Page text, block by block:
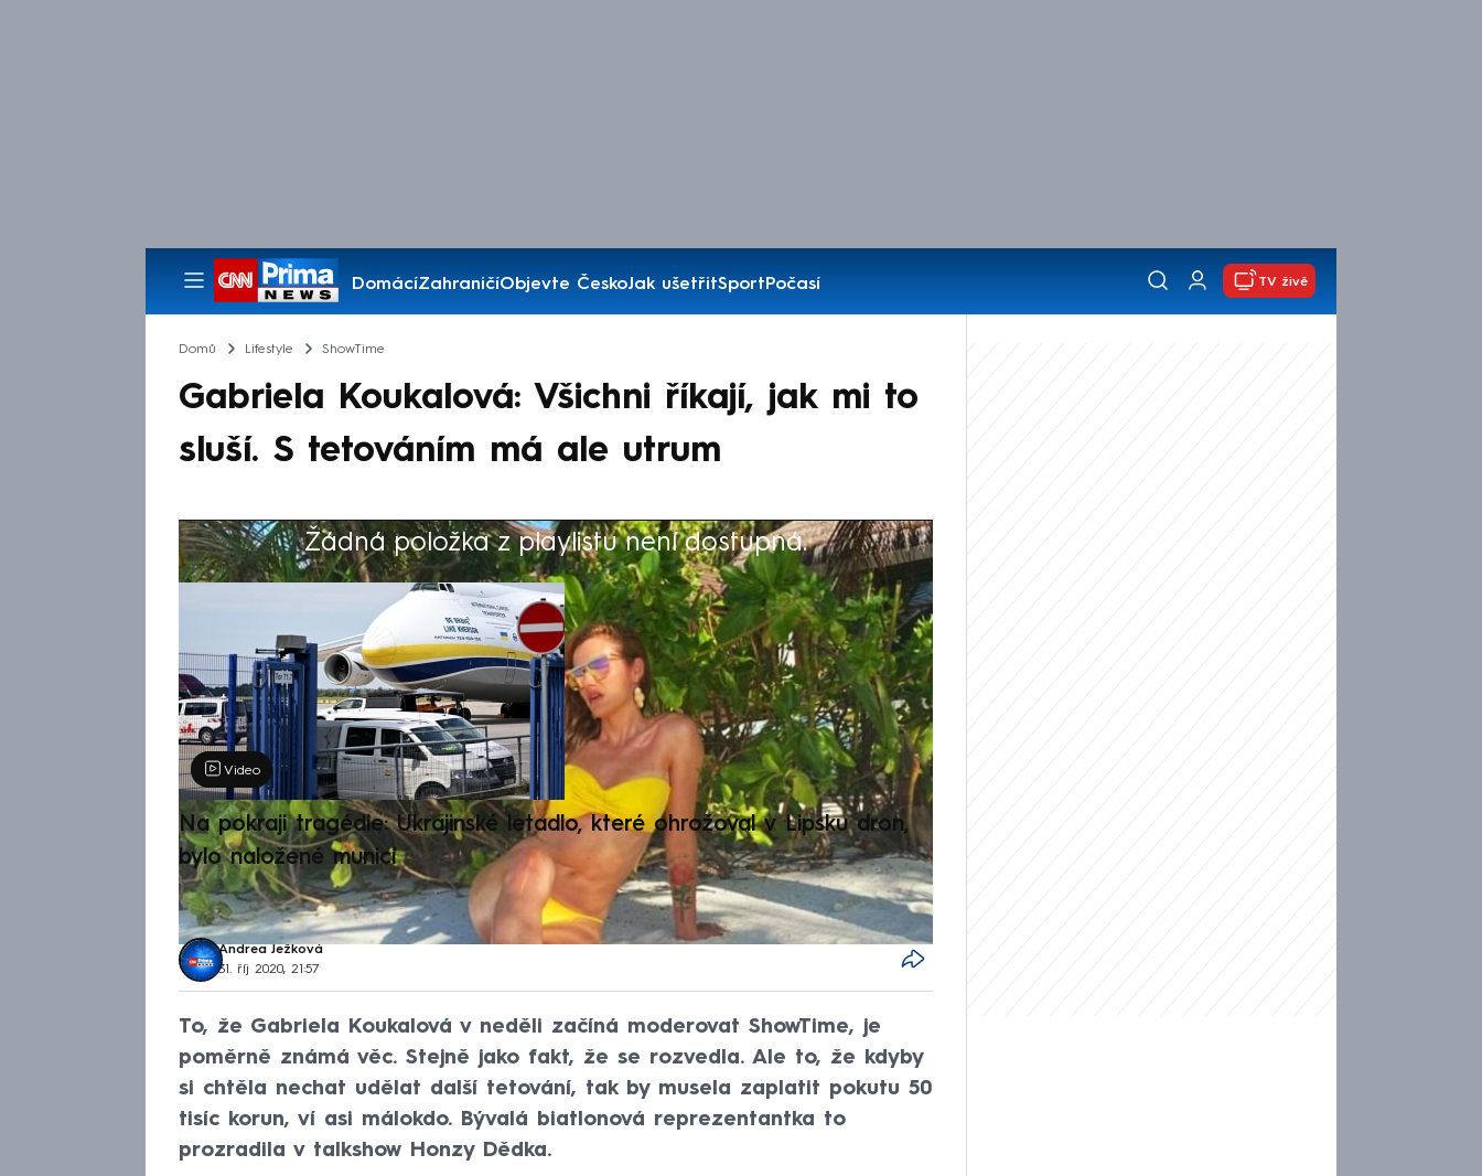
DomácíZahraničíObjevte ČeskoJak ušetřitSportPočasí
Pořady
TV živě
Domů Lifestyle ShowTime
Gabriela Koukalová: Všichni říkají, jak mi to
sluší. S tetováním má ale utrum
Žádná položka z playlistu není dostupná.
Výběr redakce
Video
Na pokraji tragédie: Ukrajinské letadlo, které ohrožoval v Lipsku dron,
bylo naložené municí
Andrea Ježková
31. říj 2020, 21:57
To, že Gabriela Koukalová v neděli začíná moderovat ShowTime, je
poměrně známá věc. Stejně jako fakt, že se rozvedla. Ale to, že kdyby
si chtěla nechat udělat další tetování, tak by musela zaplatit pokutu 50
tisíc korun, ví asi málokdo. Bývalá biatlonová reprezentantka to
prozradila v talkshow Honzy Dědka.